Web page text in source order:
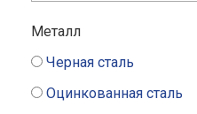
Металл
Черная сталь
Оцинкованная сталь